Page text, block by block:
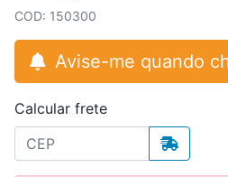
COD: 150300
Avise-me quando
Calcular frete